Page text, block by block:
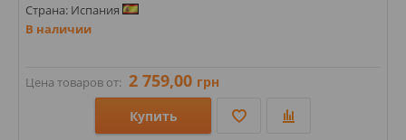
Страна: Испания
В наличии
Цена товаров от: 2 759,00 грн
Купить